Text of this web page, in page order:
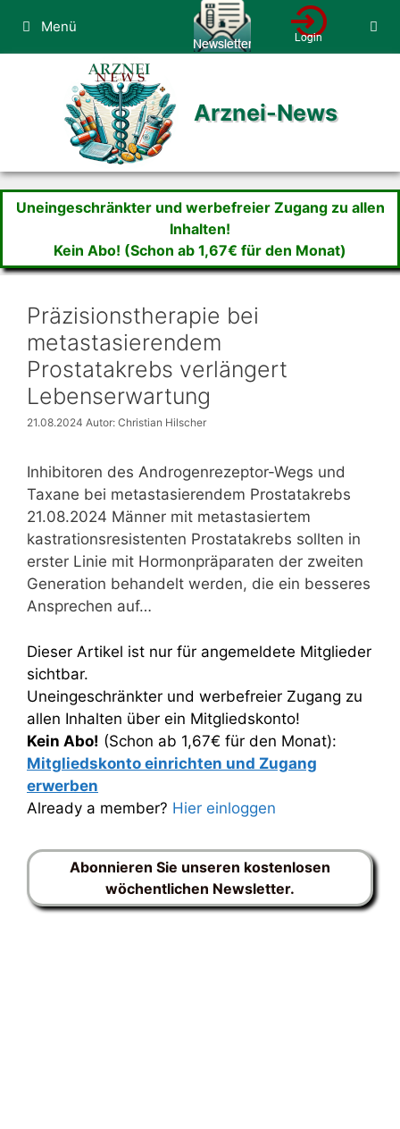
Inhalt
springen
Menü
Arznei-News
Uneingeschränkter und werbefreier Zugang zu allen
Inhalten!
Kein Abo! (Schon ab 1,67€ für den Monat)
Präzisionstherapie bei
metastasierendem
Prostatakrebs verlängert
Lebenserwartung
21.08.2024 Autor: Christian Hilscher
Inhibitoren des Androgenrezeptor-Wegs und
Taxane bei metastasierendem Prostatakrebs
21.08.2024 Männer mit metastasiertem
kastrationsresistenten Prostatakrebs sollten in
erster Linie mit Hormonpräparaten der zweiten
Generation behandelt werden, die ein besseres
Ansprechen auf…
Dieser Artikel ist nur für angemeldete Mitglieder
sichtbar.
Uneingeschränkter und werbefreier Zugang zu
allen Inhalten über ein Mitgliedskonto!
Kein Abo! (Schon ab 1,67€ für den Monat):
Mitgliedskonto einrichten und Zugang
erwerben
Already a member? Hier einloggen
Abonnieren Sie unseren kostenlosen
wöchentlichen Newsletter.